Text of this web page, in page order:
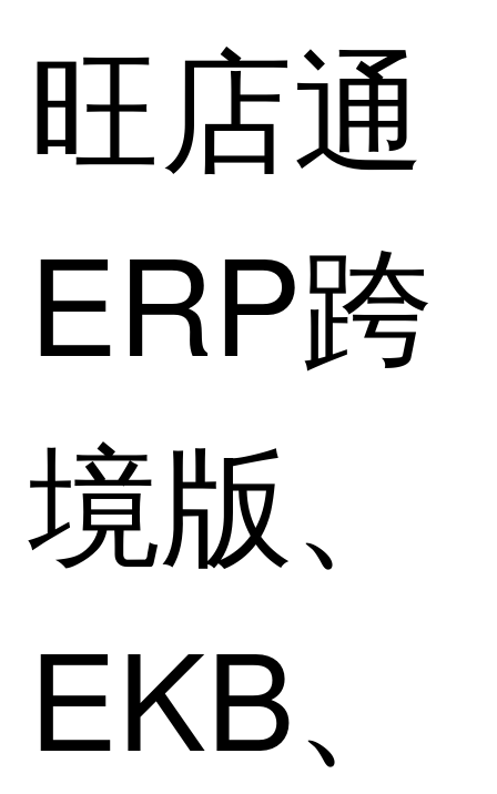
旺店通
ERP跨
境版、
EKB、